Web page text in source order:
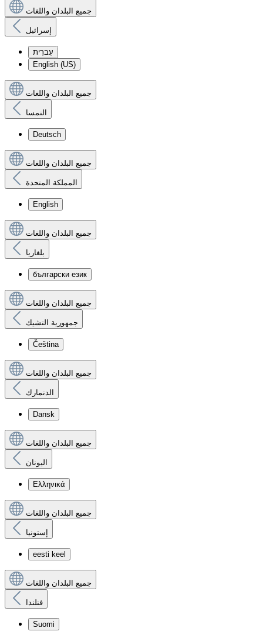
جميع البلدان واللغات
إسرائيل
עִברִית
English (US)
جميع البلدان واللغات
النمسا
Deutsch
جميع البلدان واللغات
المملكة المتحدة
English
جميع البلدان واللغات
بلغاريا
български език
جميع البلدان واللغات
جمهورية التشيك
Čeština
جميع البلدان واللغات
الدنمارك
Dansk
جميع البلدان واللغات
اليونان
Ελληνικά
جميع البلدان واللغات
إستونيا
eesti keel
جميع البلدان واللغات
فنلندا
Suomi